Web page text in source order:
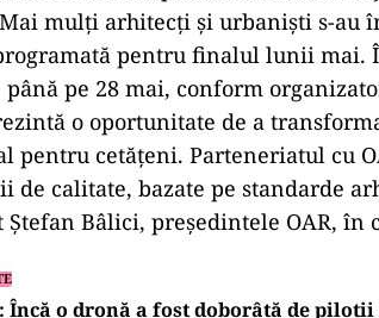
mulți arhitecți și urbaniști s-au
pentru finalul lunii mai.
pe 28 mai, conform
o oportunitate de a
pentru cetățeni. Parteneriatul cu
de calitate, bazate pe standarde
Ștefan Bâlici, președintele OAR,
Încă o dronă a fost doborâtă de